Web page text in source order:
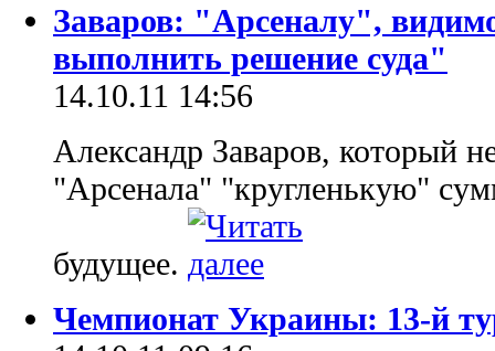
Заваров: "Арсеналу",
выполнить решение суда"
14.10.11 14:56
Александр Заваров, который
"Арсенала" "кругленькую"
будущее.
Чемпионат Украины: 13-й